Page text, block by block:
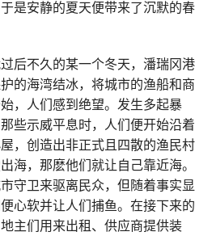
是安静的夏天便带来了沉默的春
后不久的某一个冬天，潘瑞冈港
的海湾结冰，将城市的渔船和商
，人们感到绝望。发生多起暴
些示威平息时，人们便开始沿着
，创造出非正式且四散的渔民村
海，那麽他们就让自己靠近海。
守卫来驱离民众，但随着事实显
心软并让人们捕鱼。在接下来的
主们用来出租、供应商提供装